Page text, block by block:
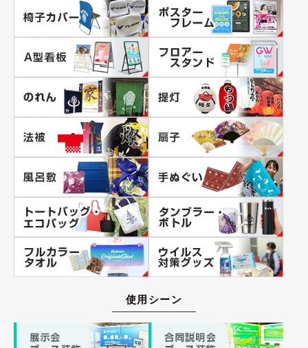
使用シーン